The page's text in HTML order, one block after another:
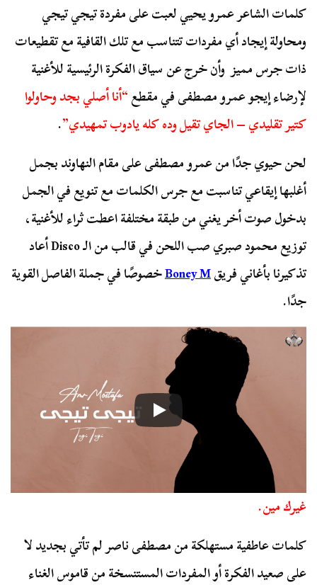
كلمات الشاعر عمرو يحيي لعبت على مفردة تيجي تيجي
ومحاولة إيجاد أي مفردات تتناسب مع تلك القافية مع تقطيعات
ذات جرس مميز وأن خرج عن سياق الفكرة الرئيسية للأغنية
لإرضاء إيجو عمرو مصطفى في مقطع“أنا أصلي بجد وحاولوا
كتير تقليدي – الجاي تقيل وده كله يادوب تمهيدي”.
لحن حيوي جدًا من عمرو مصطفى على مقام النهاوند بجمل
أغلبها إيقاعي تناسبت مع جرس الكلمات مع تنويع في الجمل
بدخول صوت أخر يغني من طبقة مختلفة اعطت ثراء للأغنية،
توزيع محمود صبري صب اللحن في قالب من الـ Disco أعاد
تذكيرنا بأغاني فريقBoney Mخصوصًا في جملة الفاصل القوية
جدًا.
غيرك مين.
كلمات عاطفية مستهلكة من مصطفى ناصر لم تأتي بجديد لا
على صعيد الفكرة أو المفردات المستنسخة من قاموس الغناء